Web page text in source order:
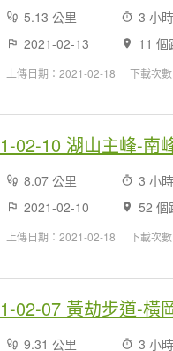
5.13 公里 3 小
2021-02-13
11 個
上傳日期：2021-02-18 下載次
8.07 公里 3 小
2021-02-10
52 個
上傳日期：2021-02-18 下載次
02-07 黃劫步道-橫
9.31 公里 3 小